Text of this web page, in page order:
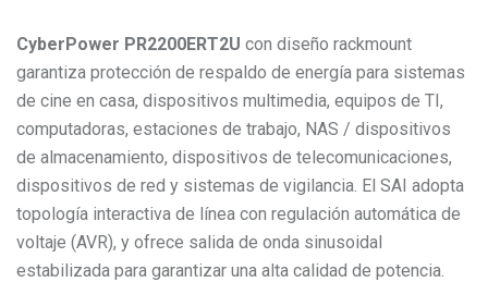
CyberPower PR2200ERT2U con diseño rackmount
garantiza protección de respaldo de energía para sistemas
de cine en casa, dispositivos multimedia, equipos de TI,
computadoras, estaciones de trabajo, NAS / dispositivos
de almacenamiento, dispositivos de telecomunicaciones,
dispositivos de red y sistemas de vigilancia. El SAI adopta
topología interactiva de línea con regulación automática de
voltaje (AVR), y ofrece salida de onda sinusoidal
estabilizada para garantizar una alta calidad de potencia.